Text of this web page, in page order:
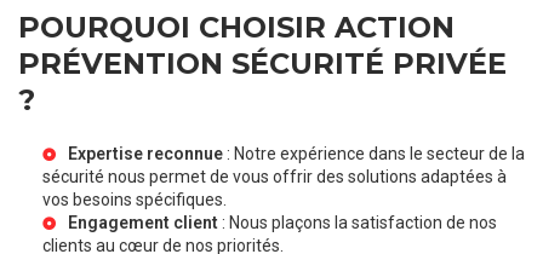
POURQUOI CHOISIR ACTION
PRÉVENTION SÉCURITÉ PRIVÉE
?
Expertise reconnue : Notre expérience dans le secteur de la
sécurité nous permet de vous offrir des solutions adaptées à
vos besoins spécifiques.
Engagement client : Nous plaçons la satisfaction de nos
clients au cœur de nos priorités.